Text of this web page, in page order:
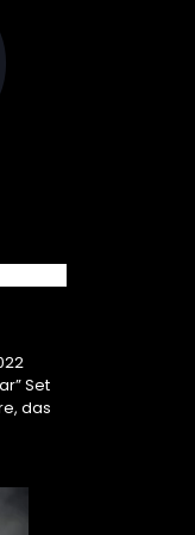
Set
das